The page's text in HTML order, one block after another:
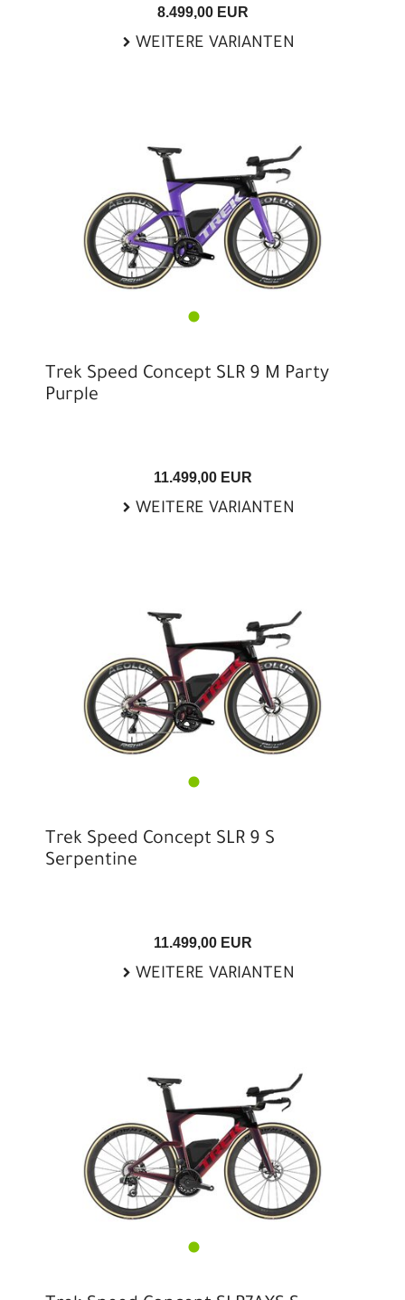
8.499,00 EUR
WEITERE VARIANTEN
Trek Speed Concept SLR 9 M Party
Purple
11.499,00 EUR
WEITERE VARIANTEN
Trek Speed Concept SLR 9 S
Serpentine
11.499,00 EUR
WEITERE VARIANTEN